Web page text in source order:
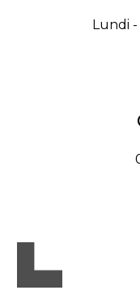
Lundi -